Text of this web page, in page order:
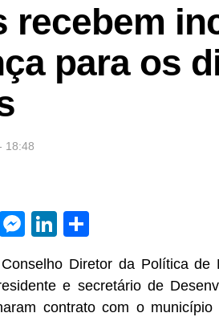
recebem
para os
18:48
TwitterMessenger
LinkedIn
Diretor da Política de
e secretário de
contrato com o